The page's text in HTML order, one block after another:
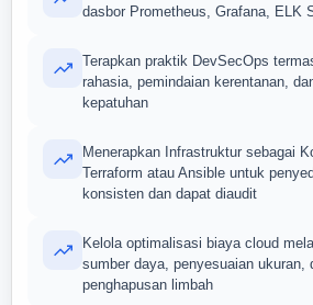
dasbor Prometheus, Grafana, ELK
Terapkan praktik DevSecOps
rahasia, pemindaian kerentanan,
kepatuhan
Menerapkan Infrastruktur sebagai
Terraform atau Ansible untuk
konsisten dan dapat diaudit
Kelola optimalisasi biaya cloud
sumber daya, penyesuaian ukuran,
penghapusan limbah